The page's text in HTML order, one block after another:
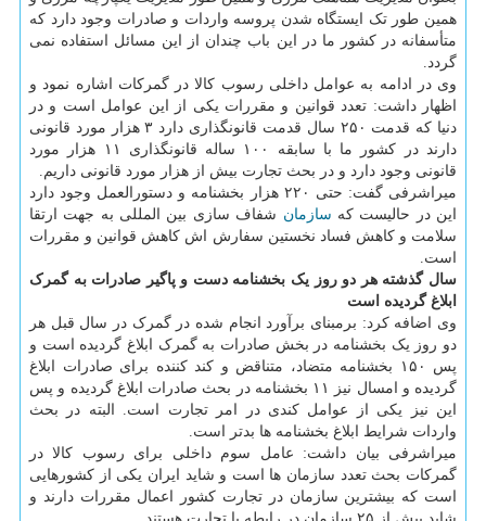
همین طور تک ایستگاه شدن پروسه واردات و صادرات وجود دارد که
متأسفانه در کشور ما در این باب چندان از این مسائل استفاده نمی
گردد.
وی در ادامه به عوامل داخلی رسوب کالا در گمرکات اشاره نمود و
اظهار داشت: تعدد قوانین و مقررات یکی از این عوامل است و در
دنیا که قدمت ۲۵۰ سال قدمت قانونگذاری دارد ۳ هزار مورد قانونی
دارند در کشور ما با سابقه ۱۰۰ ساله قانونگذاری ۱۱ هزار مورد
قانونی وجود دارد و در بحث تجارت بیش از هزار مورد قانونی داریم.
میراشرفی گفت: حتی ۲۲۰ هزار بخشنامه و دستورالعمل وجود دارد
این در حالیست که سازمان شفاف سازی بین المللی به جهت ارتقا
سلامت و کاهش فساد نخستین سفارش اش کاهش قوانین و مقررات
است.
سال گذشته هر دو روز یک بخشنامه دست و پاگیر صادرات به گمرک
ابلاغ گردیده است
وی اضافه کرد: برمبنای برآورد انجام شده در گمرک در سال قبل هر
دو روز یک بخشنامه در بخش صادرات به گمرک ابلاغ گردیده است و
پس ۱۵۰ بخشنامه متضاد، متناقض و کند کننده برای صادرات ابلاغ
گردیده و امسال نیز ۱۱ بخشنامه در بحث صادرات ابلاغ گردیده و پس
این نیز یکی از عوامل کندی در امر تجارت است. البته در بحث
واردات شرایط ابلاغ بخشنامه ها بدتر است.
میراشرفی بیان داشت: عامل سوم داخلی برای رسوب کالا در
گمرکات بحث تعدد سازمان ها است و شاید ایران یکی از کشورهایی
است که بیشترین سازمان در تجارت کشور اعمال مقررات دارند و